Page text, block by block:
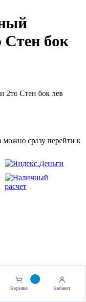
бок
сразу перейти к
Корзина Кабинет